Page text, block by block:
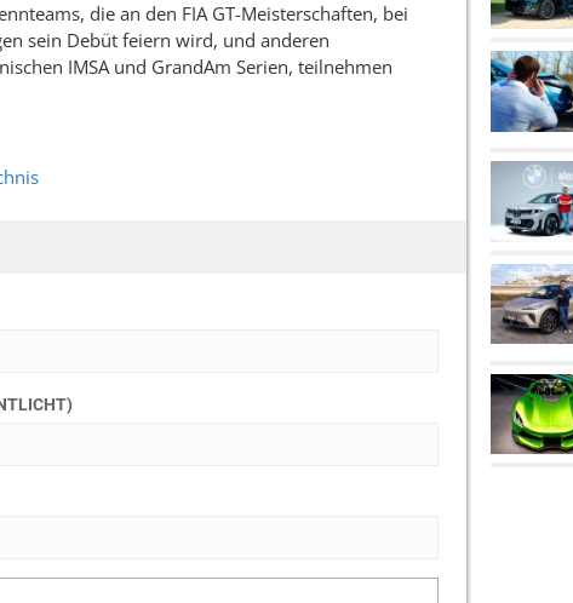
die an den FIA GT-Meisterschaften, bei
sein Debüt feiern wird, und anderen
IMSA und GrandAm Serien, teilnehmen